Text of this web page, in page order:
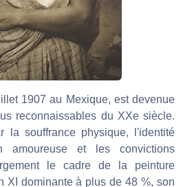
1907 au Mexique, est devenue
reconnaissables du XXe siècle.
la souffrance physique, l'identité
amoureuse et les convictions
le cadre de la peinture
XI dominante à plus de 48 %, son